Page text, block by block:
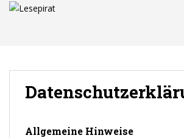
Allgemeine Hinweise